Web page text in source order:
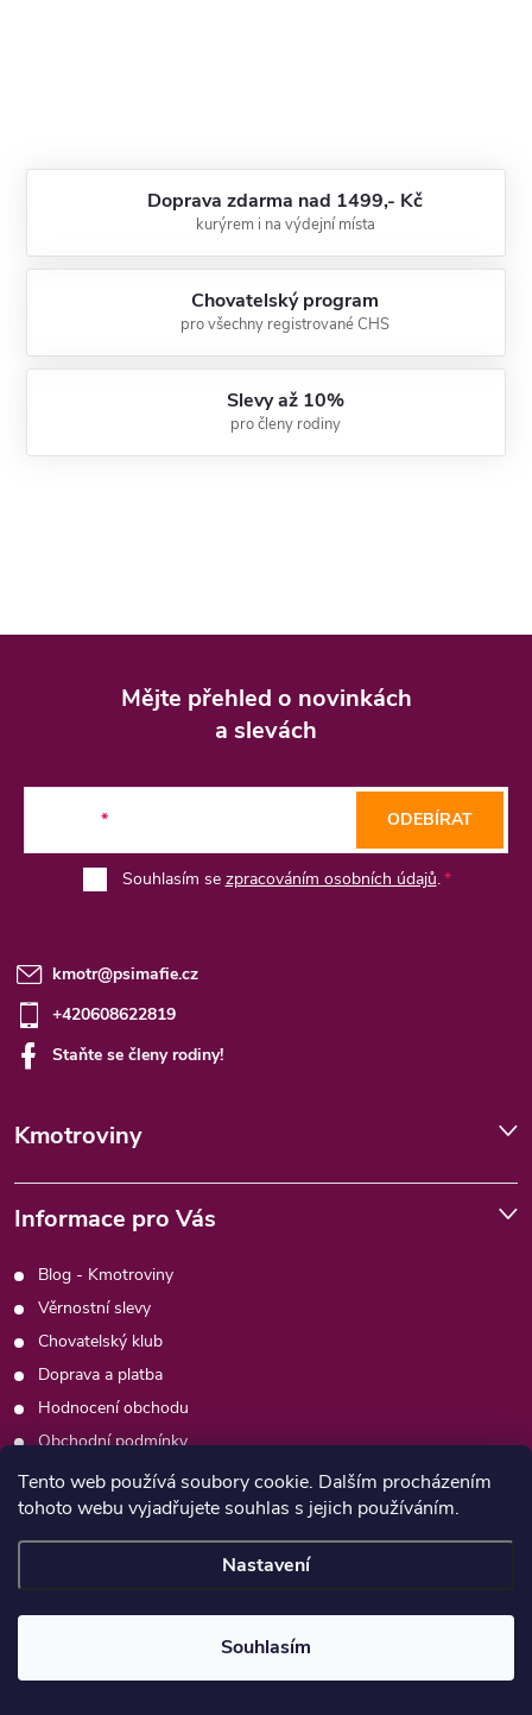
Tento web používá soubory cookie. Dalším procházením
tohoto webu vyjadřujete souhlas s jejich používáním.
Nastavení
Souhlasím
Doprava zdarma nad 1499,- Kč
kurýrem i na výdejní místa
Chovatelský program
pro všechny registrované CHS
Slevy až 10%
pro členy rodiny
Mějte přehled o novinkách
a slevách
Souhlasím se zpracováním osobních údajů.
ODEBÍRAT
kmotr@psimafie.cz
+420608622819
Staňte se členy rodiny!
Kmotroviny
Informace pro Vás
Blog - Kmotroviny
Věrnostní slevy
Chovatelský klub
Doprava a platba
Hodnocení obchodu
Obchodní podmínky
Podmínky ochrany osobních údajů
Kontakty
Moje objednávka
Copyright 2026Psimafie.cz. Všechna práva vyhrazena.